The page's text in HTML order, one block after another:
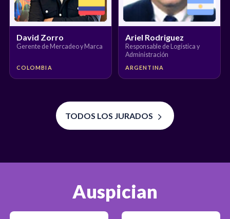
David Zorro
Gerente de Mercadeo y Marca
COLOMBIA
Ariel Rodriguez
Responsable de Logística y
Administración
ARGENTINA
TODOS LOS JURADOS
Auspician